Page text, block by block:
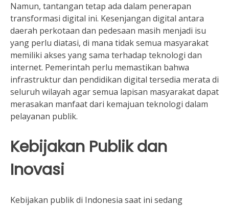
Namun, tantangan tetap ada dalam penerapan
transformasi digital ini. Kesenjangan digital antara
daerah perkotaan dan pedesaan masih menjadi isu
yang perlu diatasi, di mana tidak semua masyarakat
memiliki akses yang sama terhadap teknologi dan
internet. Pemerintah perlu memastikan bahwa
infrastruktur dan pendidikan digital tersedia merata di
seluruh wilayah agar semua lapisan masyarakat dapat
merasakan manfaat dari kemajuan teknologi dalam
pelayanan publik.
Kebijakan Publik dan
Inovasi
Kebijakan publik di Indonesia saat ini sedang